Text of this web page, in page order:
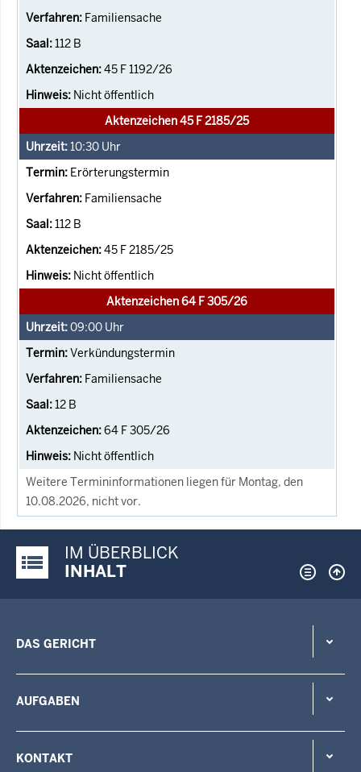
Familiensache
112 B
45 F 1192/26
Nicht öffentlich
Aktenzeichen 45 F 2185/25
10:30 Uhr
Erörterungstermin
Familiensache
112 B
45 F 2185/25
Nicht öffentlich
Aktenzeichen 64 F 305/26
09:00 Uhr
Verkündungstermin
Familiensache
12 B
64 F 305/26
Nicht öffentlich
Weitere Termininformationen liegen für Montag, den
10.08.2026, nicht vor.
Justiz-Portal im Überblick:
IM ÜBERBLICK
INHALT
DAS GERICHT
AUFGABEN
KONTAKT